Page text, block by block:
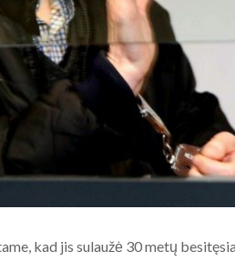
kad jis sulaužė 30 metų